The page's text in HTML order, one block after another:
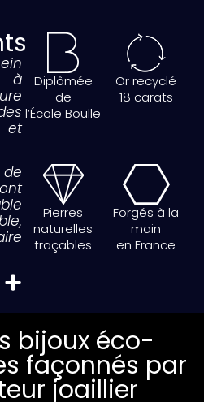
à
et
Diplômée
de
l’École Boulle
Or recyclé
18 carats
Pierres
naturelles
traçables
Forgés à la
main
en France
bijoux éco-
façonnés par
joaillier